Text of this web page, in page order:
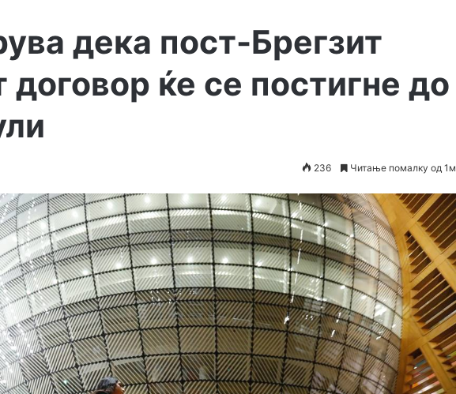
дека пост-Брегзит
договор ќе се постигне до
236 Читање помалку од 1м